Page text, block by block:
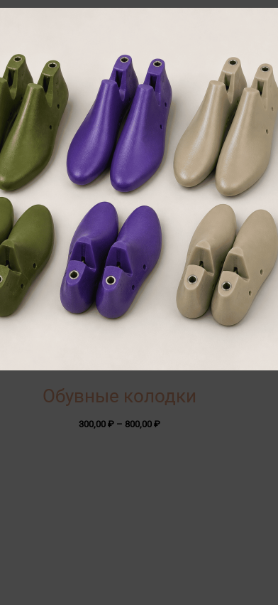
Обувные колодки
300,00 ₽ – 800,00 ₽Диапазон